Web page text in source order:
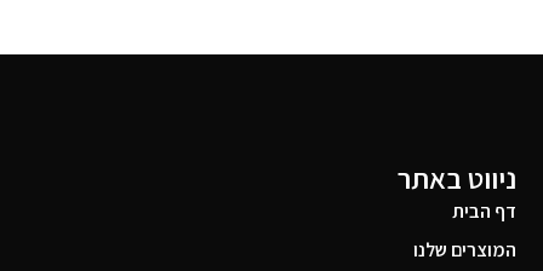
ניווט באתר
דף הבית
המוצרים שלנו